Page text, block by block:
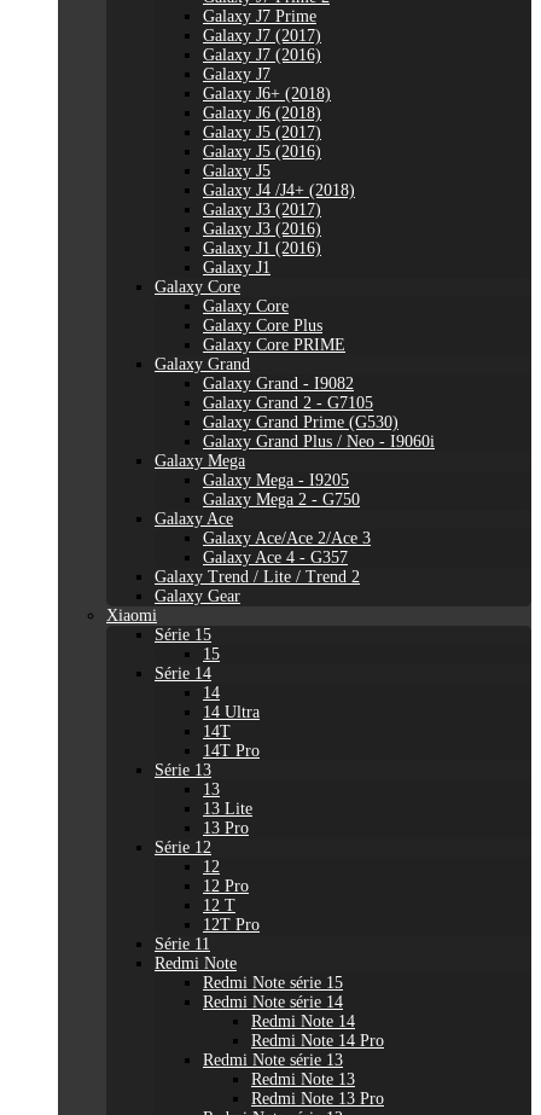
Galaxy J7 Prime
Galaxy J7 (2017)
Galaxy J7 (2016)
Galaxy J7
Galaxy J6+ (2018)
Galaxy J6 (2018)
Galaxy J5 (2017)
Galaxy J5 (2016)
Galaxy J5
Galaxy J4 /J4+ (2018)
Galaxy J3 (2017)
Galaxy J3 (2016)
Galaxy J1 (2016)
Galaxy J1
Galaxy Core
Galaxy Core
Galaxy Core Plus
Galaxy Core PRIME
Galaxy Grand
Galaxy Grand - I9082
Galaxy Grand 2 - G7105
Galaxy Grand Prime (G530)
Galaxy Grand Plus / Neo - I9060i
Galaxy Mega
Galaxy Mega - I9205
Galaxy Mega 2 - G750
Galaxy Ace
Galaxy Ace/Ace 2/Ace 3
Galaxy Ace 4 - G357
Galaxy Trend / Lite / Trend 2
Galaxy Gear
Xiaomi
Série 15
15
Série 14
14
14 Ultra
14T
14T Pro
Série 13
13
13 Lite
13 Pro
Série 12
12
12 Pro
12 T
12T Pro
Série 11
Redmi Note
Redmi Note série 15
Redmi Note série 14
Redmi Note 14
Redmi Note 14 Pro
Redmi Note série 13
Redmi Note 13
Redmi Note 13 Pro